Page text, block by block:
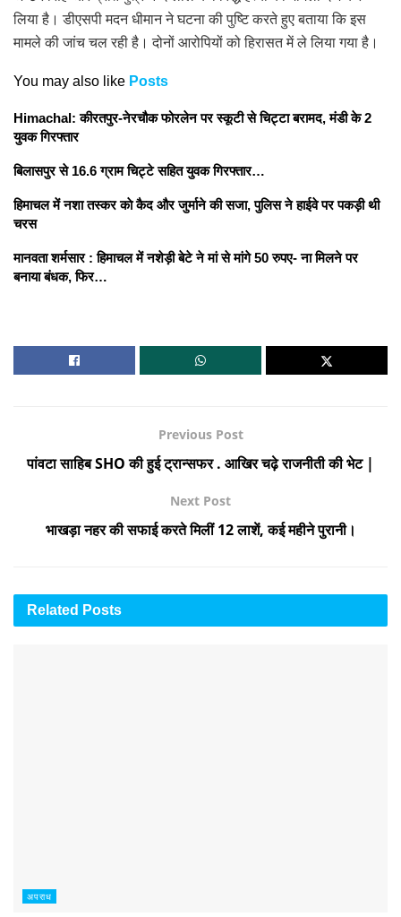
लिया है। डीएसपी मदन धीमान ने घटना की पुष्टि करते हुए बताया कि इस
मामले की जांच चल रही है। दोनों आरोपियों को हिरासत में ले लिया गया है।
You may also like Posts
Himachal: कीरतपुर-नेरचौक फोरलेन पर स्कूटी से चिट्टा बरामद, मंडी के 2
युवक गिरफ्तार
बिलासपुर से 16.6 ग्राम चिट्टे सहित युवक गिरफ्तार…
हिमाचल में नशा तस्कर काे कैद और जुर्माने की सजा, पुलिस ने हाईवे पर पकड़ी थी
चरस
मानवता शर्मसार : हिमाचल में नशेड़ी बेटे ने मां से मांगे 50 रुपए- ना मिलने पर
बनाया बंधक, फिर…
Previous Post
पांवटा साहिब SHO की हुई ट्रान्सफर . आखिर चढ़े राजनीती की भेट |
Next Post
भाखड़ा नहर की सफाई करते मिलीं 12 लाशें, कई महीने पुरानी।
Related Posts
अपराध